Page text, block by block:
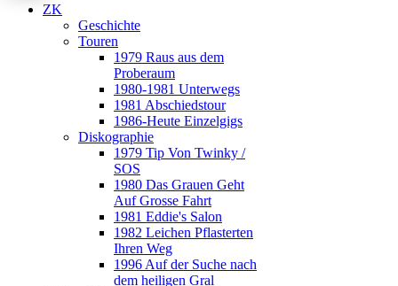
ZK
Geschichte
Touren
1979 Raus aus dem
Proberaum
1980-1981 Unterwegs
1981 Abschiedstour
1986-Heute Einzelgigs
Diskographie
1979 Tip Von Twinky /
SOS
1980 Das Grauen Geht
Auf Grosse Fahrt
1981 Eddie's Salon
1982 Leichen Pflasterten
Ihren Weg
1996 Auf der Suche nach
dem heiligen Gral